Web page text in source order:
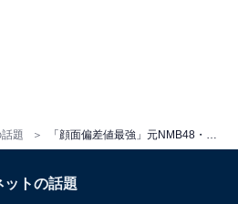
題
ットの話題